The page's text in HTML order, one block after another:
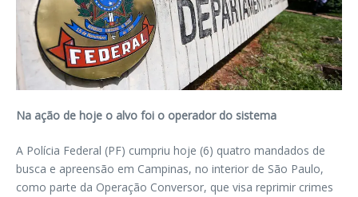
Na ação de hoje o alvo foi o operador do sistema
A Polícia Federal (PF) cumpriu hoje (6) quatro mandados de
busca e apreensão em Campinas, no interior de São Paulo,
como parte da Operação Conversor, que visa reprimir crimes